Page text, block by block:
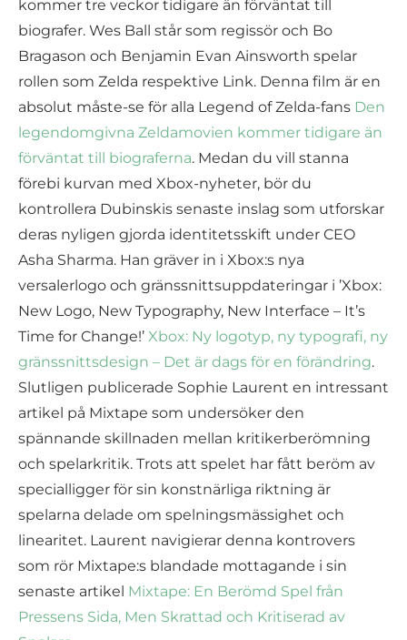
kommer tre veckor tidigare än förväntat till
biografer. Wes Ball står som regissör och Bo
Bragason och Benjamin Evan Ainsworth spelar
rollen som Zelda respektive Link. Denna film är en
absolut måste-se för alla Legend of Zelda-fans Den
legendomgivna Zeldamovien kommer tidigare än
förväntat till biograferna. Medan du vill stanna
förebi kurvan med Xbox-nyheter, bör du
kontrollera Dubinskis senaste inslag som utforskar
deras nyligen gjorda identitetsskift under CEO
Asha Sharma. Han gräver in i Xbox:s nya
versalerlogo och gränssnittsuppdateringar i ’Xbox:
New Logo, New Typography, New Interface – It’s
Time for Change!’ Xbox: Ny logotyp, ny typografi, ny
gränssnittsdesign – Det är dags för en förändring.
Slutligen publicerade Sophie Laurent en intressant
artikel på Mixtape som undersöker den
spännande skillnaden mellan kritikerberömning
och spelarkritik. Trots att spelet har fått beröm av
specialligger för sin konstnärliga riktning är
spelarna delade om spelningsmässighet och
linearitet. Laurent navigierar denna kontrovers
som rör Mixtape:s blandade mottagande i sin
senaste artikel Mixtape: En Berömd Spel från
Pressens Sida, Men Skrattad och Kritiserad av